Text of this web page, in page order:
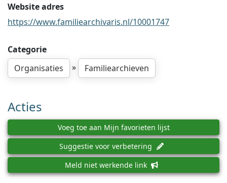
Website adres
https://www.familiearchivaris.nl/10001747
Categorie
Organisaties
» Familiearchieven
Acties
Voeg toe aan Mijn favorieten lijst
Suggestie voor verbetering
Meld niet werkende link